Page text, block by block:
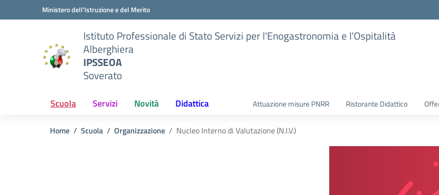
Vai ai contenuti
Vai al menu di navigazioneMinistero dell'Istruzione e del Merito
Istituto Professionale di Stato Servizi per l'Enogastronomia e l'Ospitalità
Alberghiera
IPSSEOA
Soverato
Scuola Servizi Novità Didattica Attuazione misure PNRR Ristorante Didattico
Home Scuola Organizzazione Nucleo Interno di Valutazione (N.I.V.)